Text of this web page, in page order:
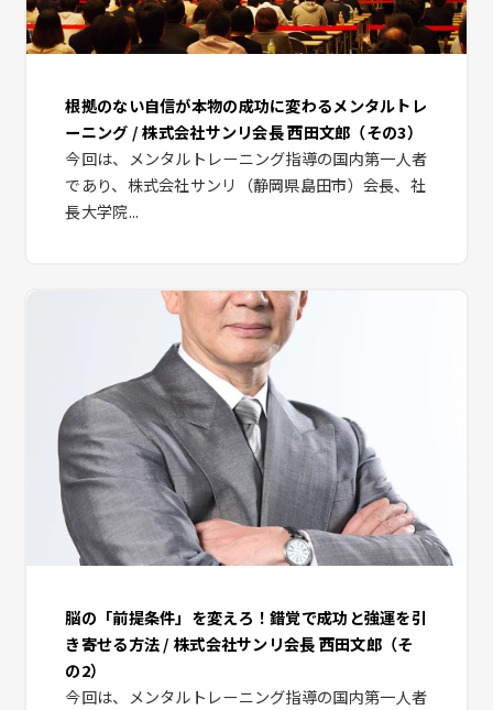
根拠のない自信が本物の成功に変わるメンタルトレ
ーニング / 株式会社サンリ会長 西田文郎（その3）
今回は、メンタルトレーニング指導の国内第一人者
であり、株式会社サンリ（静岡県島田市）会長、社
長大学院...
脳の「前提条件」を変えろ！錯覚で成功と強運を引
き寄せる方法 / 株式会社サンリ会長 西田文郎（そ
の2）
今回は、メンタルトレーニング指導の国内第一人者